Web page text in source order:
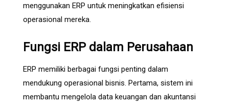
menggunakan ERP untuk meningkatkan efisiensi
operasional mereka.
Fungsi ERP dalam Perusahaan
ERP memiliki berbagai fungsi penting dalam
mendukung operasional bisnis. Pertama, sistem ini
membantu mengelola data keuangan dan akuntansi